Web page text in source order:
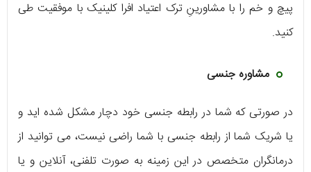
پیچ و خم را با مشاورینِ ترک اعتیاد افرا کلینیک با موفقیت طی
کنید.
مشاوره جنسی
در صورتی که شما در رابطه جنسی خود دچار مشکل شده اید و
یا شریک شما از رابطه جنسی با شما راضی نیست، می توانید از
درمانگران متخصص در این زمینه به صورت تلفنی، آنلاین و یا